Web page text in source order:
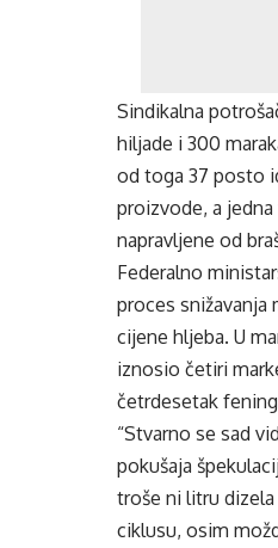
Sindikalna
hiljade i 300
od toga 37 posto
proizvode, a
napravljene od
Federalno
proces snižavanja
cijene hljeba. U
iznosio četiri
četrdesetak
“Stvarno se sad
pokušaja
troše ni litru
ciklusu, osim